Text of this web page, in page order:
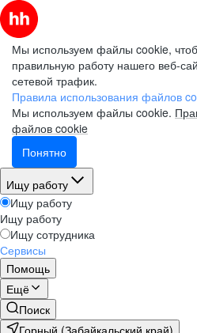
Мы используем файлы cookie,
правильную работу нашего веб-
сетевой трафик.
Правила использования файлов
Мы используем файлы cookie.
файлов cookie
Понятно
Ищу работу
Ищу работу
Ищу работу
Ищу сотрудника
Сервисы
Помощь
Ещё
Поиск
Горный (Забайкальский край)